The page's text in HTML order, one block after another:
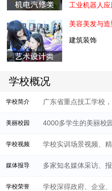
工业机器人
美容美发与造
建筑装饰
学校概况
学校简介 广东省重点技工学校
美丽校园 4000多学生的美丽校
学校视频 学校实训场景视频、
媒体报导 多家知名媒体采访、
学校荣誉 学校深得政府、企业